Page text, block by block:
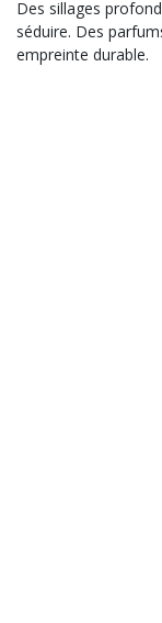
Des sillages
séduire. Des
empreinte durable.